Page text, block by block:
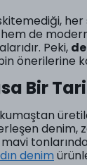
hem de
Peki,
önerilerine
Bir
denim,
denim